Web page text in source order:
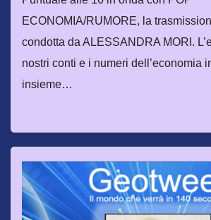
ECONOMIA/RUMORE, la
condotta da ALESSANDRA MORI.
nostri conti e i numeri dell’economia
insieme…